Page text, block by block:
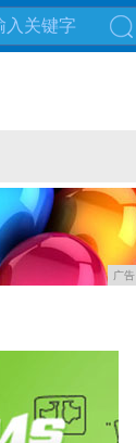
广告